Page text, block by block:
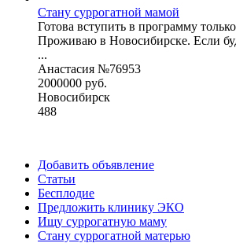
Стану суррогатной мамой
Готова вступить в программу
Проживаю в Новосибирске. Если
...
Анастасия №76953
2000000 руб.
Новосибирск
488
Добавить объявление
Статьи
Бесплодие
Предложить клинику ЭКО
Ищу суррогатную маму
Стану суррогатной матерью